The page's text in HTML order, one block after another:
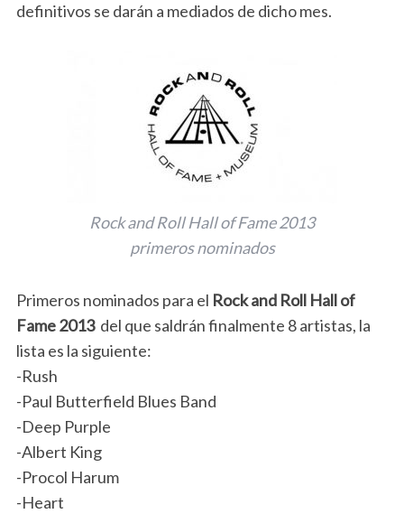
definitivos se darán a mediados de dicho mes.
Rock and Roll Hall of Fame 2013
primeros nominados
Primeros nominados para el Rock and Roll Hall of
Fame 2013del que saldrán finalmente 8 artistas, la
lista es la siguiente:
-Rush
-Paul Butterfield Blues Band
-Deep Purple
-Albert King
-Procol Harum
-Heart